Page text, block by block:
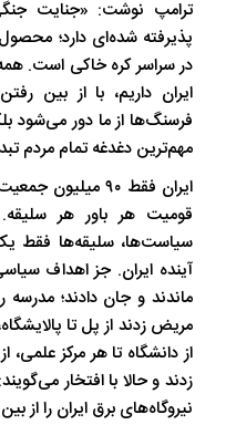
ترامپ نوشت: «جنایت
پذیرفته شده‌ای دارد؛
در سراسر کره خاکی است. همه
ایران داریم، با از بین
فرسنگ‌ها از ما دور می‌شود
مهم‌ترین دغدغه تمام مردم
قومیت هر باور هر سلیقه.
سیاست‌ها، سلیقه‌ها فقط
آینده ایران. جز اهداف
ماندند و جان دادند؛ مدرسه
مریض زدند از پل تا
از دانشگاه تا هر مرکز علمی،
زدند و حالا با افتخار
نیروگاه‌های برق ایران را از